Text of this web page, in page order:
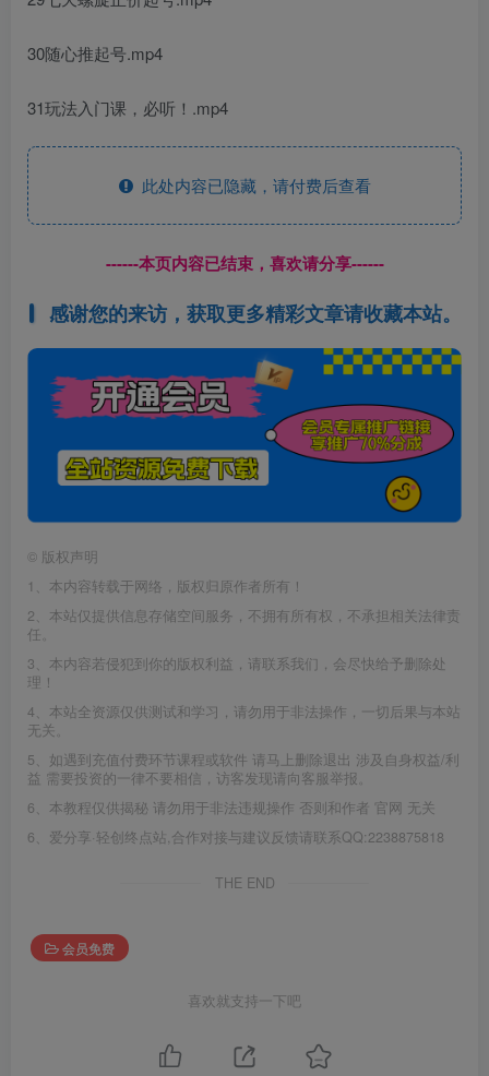
30随心推起号.mp4
31玩法入门课，必听！.mp4
此处内容已隐藏，请付费后查看
------本页内容已结束，喜欢请分享------
感谢您的来访，获取更多精彩文章请收藏本站。
© 版权声明
1、本内容转载于网络，版权归原作者所有！
2、本站仅提供信息存储空间服务，不拥有所有权，不承担相关法律责
任。
3、本内容若侵犯到你的版权利益，请联系我们，会尽快给予删除处
理！
4、本站全资源仅供测试和学习，请勿用于非法操作，一切后果与本站
无关。
5、如遇到充值付费环节课程或软件 请马上删除退出 涉及自身权益/利
益 需要投资的一律不要相信，访客发现请向客服举报。
6、本教程仅供揭秘 请勿用于非法违规操作 否则和作者 官网 无关
6、爱分享·轻创终点站,合作对接与建议反馈请联系QQ:2238875818
THE END
会员免费
喜欢就支持一下吧